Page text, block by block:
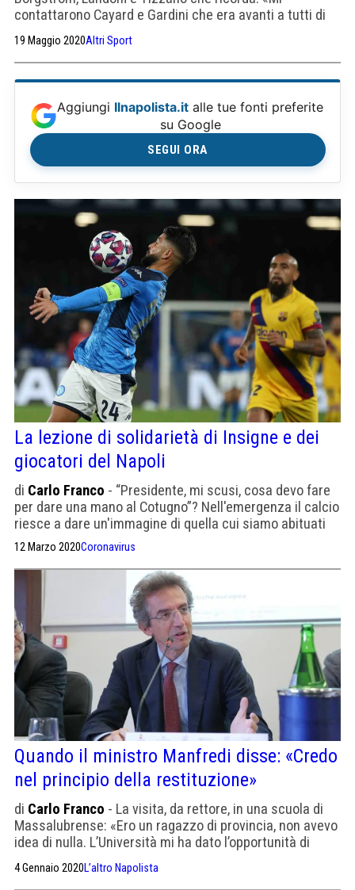
contattarono Cayard e Gardini che era avanti a tutti di
19 Maggio 2020Altri Sport
Aggiungi Ilnapolista.it alle tue fonti preferite
su Google
SEGUI ORA
La lezione di solidarietà di Insigne e dei
giocatori del Napoli
di Carlo Franco - “Presidente, mi scusi, cosa devo fare
per dare una mano al Cotugno”? Nell'emergenza il calcio
riesce a dare un'immagine di quella cui siamo abituati
12 Marzo 2020Coronavirus
Quando il ministro Manfredi disse: «Credo
nel principio della restituzione»
di Carlo Franco - La visita, da rettore, in una scuola di
Massalubrense: «Ero un ragazzo di provincia, non avevo
idea di nulla. L’Università mi ha dato l’opportunità di
studiare con grandi professori, cui devo tutto quello che
sono»
4 Gennaio 2020L’altro Napolista